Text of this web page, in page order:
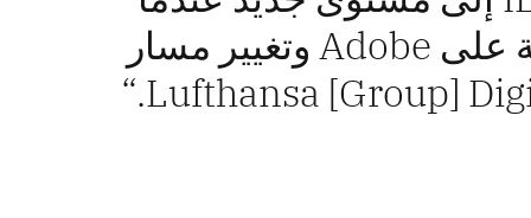
قررنا الانتقال إلى بنية تحتية سحابية قائمة على Adobe وتغيير مسار